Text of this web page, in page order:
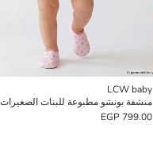
LCW baby
منشفة بونشو مطبوعة للبنات الصغيرات
799.00 EGP